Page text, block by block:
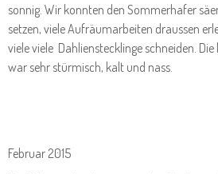
sonnig. Wir konnten den Sommerhafer
setzen, viele Aufräumarbeiten draussen
viele viele Dahlienstecklinge schneiden.
war sehr stürmisch, kalt und nass.
Februar 2015